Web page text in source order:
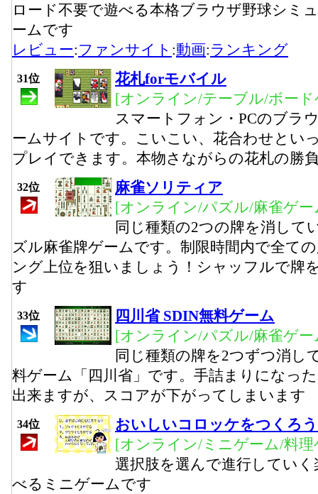
ロード不要で遊べる本格ブラウザ野球シミ
ームです
レビュー:ファンサイト :動画:ランキング
31位
花札forモバイル
[オンライン/テーブル/ボー
スマートフォン・PCのブラ
ームサイトです。こいこい、花合わせとい
プレイできます。本物さながらの花札の勝
32位
麻雀ソリティア
[オンライン/パズル/麻雀ゲー
同じ種類の2つの牌を消して
ズル麻雀牌ゲームです。制限時間内で全て
ング上位を狙いましょう！シャッフルで牌
す
33位
四川省 SDIN無料ゲーム
[オンライン/パズル/麻雀ゲー
同じ種類の牌を2つずつ消し
料ゲーム「四川省」です。手詰まりになっ
出来ますが、スコアが下がってしまいます
34位
おいしいコロッケをつくろ
[オンライン/ミニゲーム/料
選択肢を選んで進行してい
べるミニゲームです